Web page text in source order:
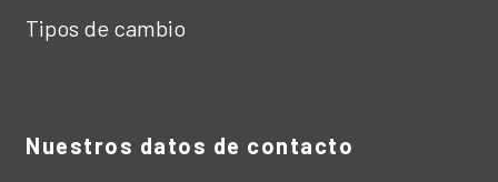
Tipos de cambio
Nuestros datos de contacto